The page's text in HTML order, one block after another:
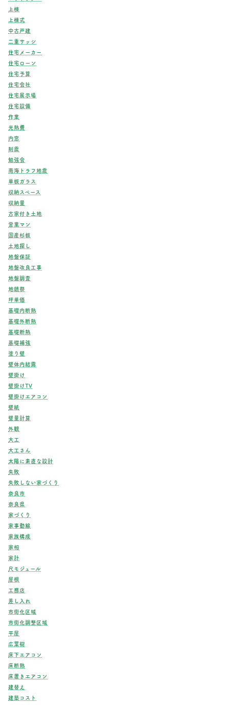
上棟
上棟式
中古戸建
二重サッシ
住宅メーカー
住宅ローン
住宅予算
住宅会社
住宅展示場
住宅設備
作業
光熱費
内窓
制震
勉強会
南海トラフ地震
単板ガラス
収納スペース
収納量
古家付き土地
営業マン
国産杉板
土地探し
地盤保証
地盤改良工事
地盤調査
地鎮祭
坪単価
基礎内断熱
基礎外断熱
基礎断熱
基礎補強
塗り壁
壁体内結露
壁掛け
壁掛けTV
壁掛けエアコン
壁紙
壁量計算
外観
大工
大工さん
太陽に素直な設計
失敗
失敗しない家づくり
奈良市
奈良県
家づくり
家事動線
家族構成
家相
家計
尺モジュール
屋根
工務店
差し入れ
市街化区域
市街化調整区域
平屋
広葉樹
床下エアコン
床断熱
床置きエアコン
建替え
建築コスト